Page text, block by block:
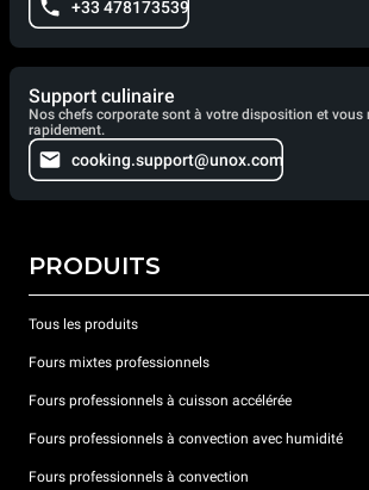
+33 478173539
Support culinaire
Nos chefs corporate sont à votre disposition et vous
rapidement.
cooking.support@unox.com
PRODUITS
Tous les produits
Fours mixtes professionnels
Fours professionnels à cuisson accélérée
Fours professionnels à convection avec humidité
Fours professionnels à convection